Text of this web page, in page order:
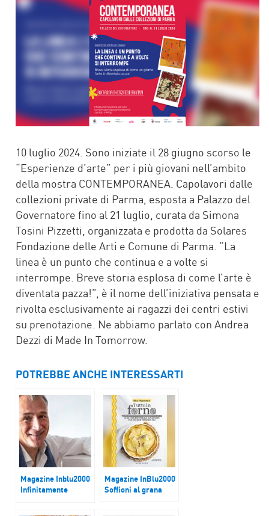
10 luglio 2024. Sono iniziate il 28 giugno scorso le
“Esperienze d’arte” per i più giovani nell’ambito
della mostra CONTEMPORANEA. Capolavori dalle
collezioni private di Parma, esposta a Palazzo del
Governatore fino al 21 luglio, curata da Simona
Tosini Pizzetti, organizzata e prodotta da Solares
Fondazione delle Arti e Comune di Parma. “La
linea è un punto che continua e a volte si
interrompe. Breve storia esplosa di come l’arte è
diventata pazza!”, è il nome dell’iniziativa pensata e
rivolta esclusivamente ai ragazzi dei centri estivi
su prenotazione. Ne abbiamo parlato con Andrea
Dezzi di Made In Tomorrow.
POTREBBE ANCHE INTERESSARTI
Magazine Inblu2000
Infinitamente
Magazine InBlu2000
Soffioni al grana